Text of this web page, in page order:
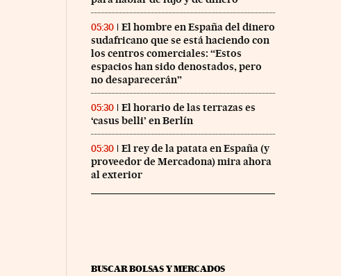
05:30
El hombre en España del dinero
sudafricano que se está haciendo con
los centros comerciales: “Estos
espacios han sido denostados, pero
no desaparecerán”
05:30
El horario de las terrazas es
‘casus belli’ en Berlín
05:30
El rey de la patata en España (y
proveedor de Mercadona) mira ahora
al exterior
BUSCAR BOLSAS Y MERCADOS